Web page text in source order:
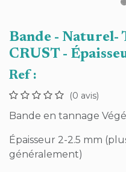
Bande - Naturel-
CRUST -
Ref :
(0 avis)
Bande en tannage
Épaisseur 2-2.5 mm
généralement)